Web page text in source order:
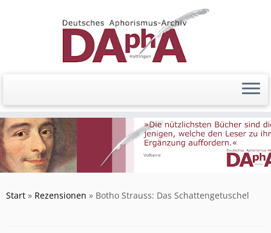
Start » Rezensionen » Botho Strauss: Das Schattengetuschel